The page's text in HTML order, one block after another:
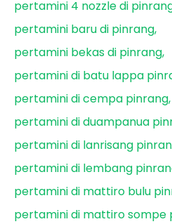
pertamini 4 nozzle di
pertamini baru di pinrang
pertamini bekas di pinrang
pertamini di batu lappa
pertamini di cempa pinrang
pertamini di duampanua
pertamini di lanrisang
pertamini di lembang
pertamini di mattiro bulu
pertamini di mattiro sompe